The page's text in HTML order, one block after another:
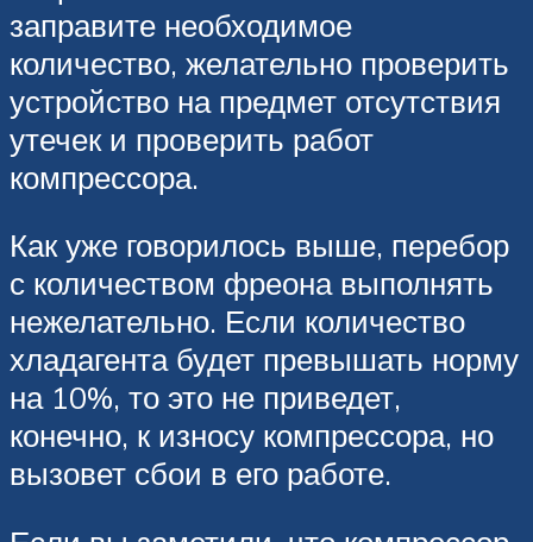
заправите необходимое
количество, желательно проверить
устройство на предмет отсутствия
утечек и проверить работ
компрессора.
Как уже говорилось выше, перебор
с количеством фреона выполнять
нежелательно. Если количество
хладагента будет превышать норму
на 10%, то это не приведет,
конечно, к износу компрессора, но
вызовет сбои в его работе.